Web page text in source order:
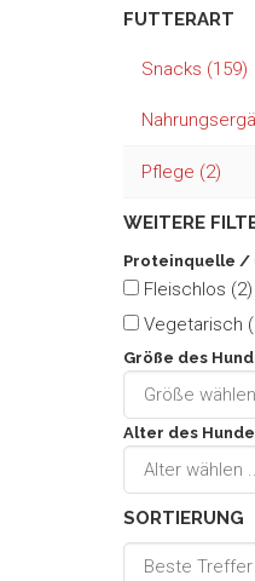
FUTTERART
Snacks (159)
Pflege (2)
WEITERE
Proteinquelle /
Fleischlos (2)
Vegetarisch
Größe des
Alter des
SORTIERUNG